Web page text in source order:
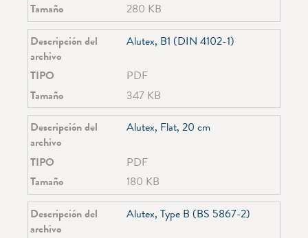
SG 7620
SG 7630
SG 7640
SG 7650
SG 8110
SG 8250
SG 8300
SG 8500
SG 8600
SG 8910
SG 8960
SG 4940
SG 4945
Tamaño
280 KB
Descripción del
archivo
Alutex, B1 (DIN 4102-1)
TIPO
PDF
Tamaño
347 KB
Descripción del
archivo
Alutex, Flat, 20 cm
TIPO
PDF
Tamaño
180 KB
Descripción del
archivo
Alutex, Type B (BS 5867-2)